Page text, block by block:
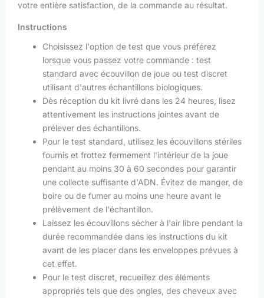
votre entière satisfaction, de la commande au résultat.
Instructions
Choisissez l'option de test que vous préférez
lorsque vous passez votre commande : test
standard avec écouvillon de joue ou test discret
utilisant d'autres échantillons biologiques.
Dès réception du kit livré dans les 24 heures, lisez
attentivement les instructions jointes avant de
prélever des échantillons.
Pour le test standard, utilisez les écouvillons stériles
fournis et frottez fermement l'intérieur de la joue
pendant au moins 30 à 60 secondes pour garantir
une collecte suffisante d'ADN. Évitez de manger, de
boire ou de fumer au moins une heure avant le
prélèvement de l'échantillon.
Laissez les écouvillons sécher à l'air libre pendant la
durée recommandée dans les instructions du kit
avant de les placer dans les enveloppes prévues à
cet effet.
Pour le test discret, recueillez des éléments
appropriés tels que des ongles, des cheveux avec